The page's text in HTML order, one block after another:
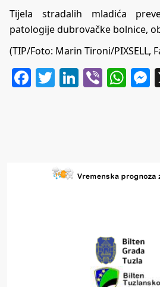
Tijela stradalih mladića
patologije dubrovačke bolnice,
(TIP/Foto: Marin Tironi/PIXSELL,
Facebook
Twitter
LinkedIn
Viber